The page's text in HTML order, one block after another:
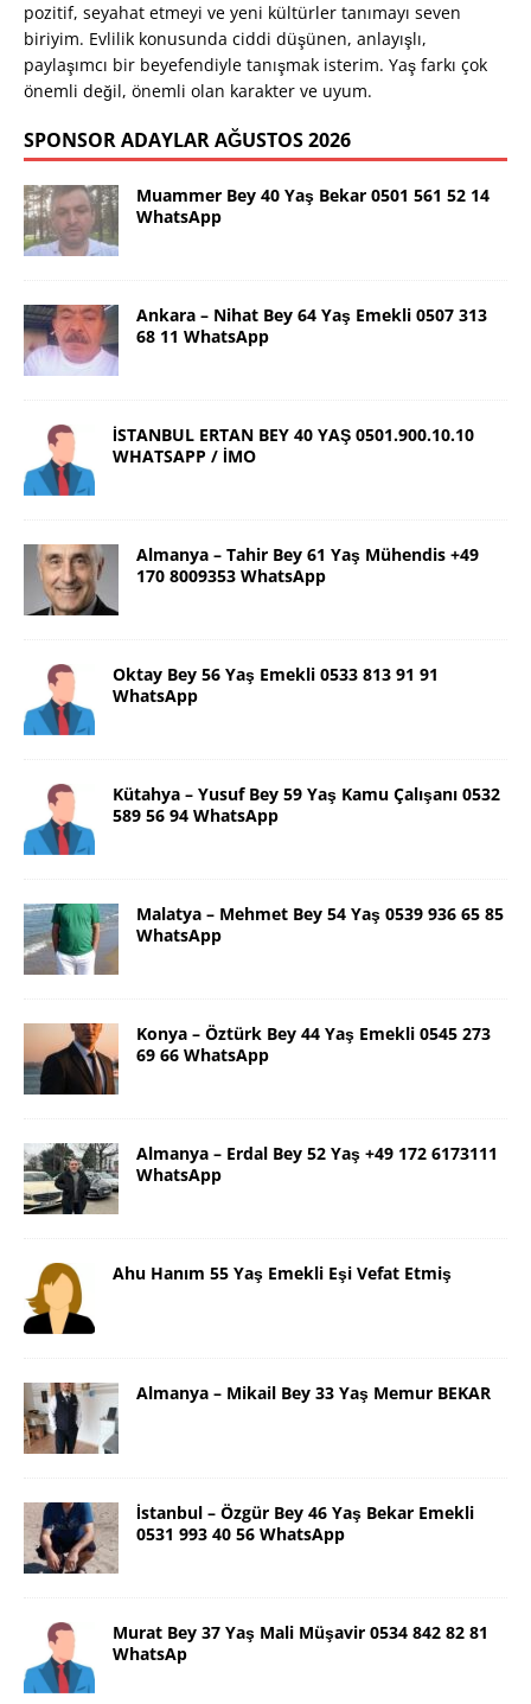
pozitif, seyahat etmeyi ve yeni kültürler tanımayı seven
biriyim. Evlilik konusunda ciddi düşünen, anlayışlı,
paylaşımcı bir beyefendiyle tanışmak isterim. Yaş farkı çok
önemli değil, önemli olan karakter ve uyum.
SPONSOR ADAYLAR AĞUSTOS 2026
Muammer Bey 40 Yaş Bekar 0501 561 52 14
WhatsApp
Ankara – Nihat Bey 64 Yaş Emekli 0507 313
68 11 WhatsApp
İSTANBUL ERTAN BEY 40 YAŞ 0501.900.10.10
WHATSAPP / İMO
Almanya – Tahir Bey 61 Yaş Mühendis +49
170 8009353 WhatsApp
Oktay Bey 56 Yaş Emekli 0533 813 91 91
WhatsApp
Kütahya – Yusuf Bey 59 Yaş Kamu Çalışanı 0532
589 56 94 WhatsApp
Malatya – Mehmet Bey 54 Yaş 0539 936 65 85
WhatsApp
Konya – Öztürk Bey 44 Yaş Emekli 0545 273
69 66 WhatsApp
Almanya – Erdal Bey 52 Yaş +49 172 6173111
WhatsApp
Ahu Hanım 55 Yaş Emekli Eşi Vefat Etmiş
Almanya – Mikail Bey 33 Yaş Memur BEKAR
İstanbul – Özgür Bey 46 Yaş Bekar Emekli
0531 993 40 56 WhatsApp
Murat Bey 37 Yaş Mali Müşavir 0534 842 82 81
WhatsAp